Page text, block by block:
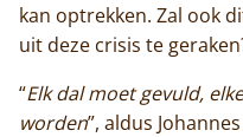
kan optrekken. Zal ook
uit deze crisis te
“Elk dal moet gevuld,
worden”, aldus